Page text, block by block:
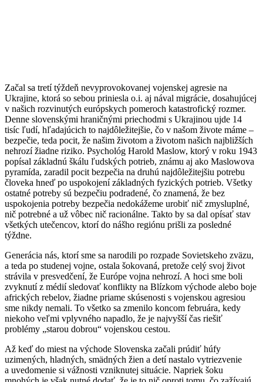
Začal sa tretí týždeň nevyprovokovanej vojenskej agresie na
Ukrajine, ktorá so sebou priniesla o.i. aj nával migrácie, dosahujúcej
v našich rozvinutých európskych pomeroch katastrofický rozmer.
Denne slovenskými hraničnými priechodmi s Ukrajinou ujde 14
tisíc ľudí, hľadajúcich to najdôležitejšie, čo v našom živote máme –
bezpečie, teda pocit, že našim životom a životom našich najbližších
nehrozí žiadne riziko. Psychológ Harold Maslow, ktorý v roku 1943
popísal základnú škálu ľudských potrieb, známu aj ako Maslowova
pyramída, zaradil pocit bezpečia na druhú najdôležitejšiu potrebu
človeka hneď po uspokojení základných fyzických potrieb. Všetky
ostatné potreby sú bezpečiu podradené, čo znamená, že bez
uspokojenia potreby bezpečia nedokážeme urobiť nič zmysluplné,
nič potrebné a už vôbec nič racionálne. Takto by sa dal opísať stav
všetkých utečencov, ktorí do nášho regiónu prišli za posledné
týždne.
Generácia nás, ktorí sme sa narodili po rozpade Sovietskeho zväzu,
a teda po studenej vojne, ostala šokovaná, pretože celý svoj život
strávila v presvedčení, že Európe vojna nehrozí. A hoci sme boli
zvyknutí z médií sledovať konflikty na Blízkom východe alebo boje
afrických rebelov, žiadne priame skúsenosti s vojenskou agresiou
sme nikdy nemali. To všetko sa zmenilo koncom februára, kedy
niekoho veľmi vplyvného napadlo, že je najvyšší čas riešiť
problémy „starou dobrou“ vojenskou cestou.
Až keď do miest na východe Slovenska začali prúdiť húfy
uzimených, hladných, smädných žien a detí nastalo vytriezvenie
a uvedomenie si vážnosti vzniknutej situácie. Napriek šoku